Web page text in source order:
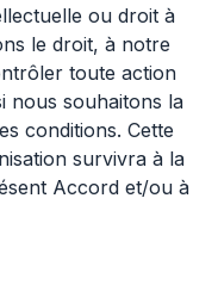
ou droit à
le droit, à notre
toute action
nous souhaitons la
conditions. Cette
survivra à la
Accord et/ou à